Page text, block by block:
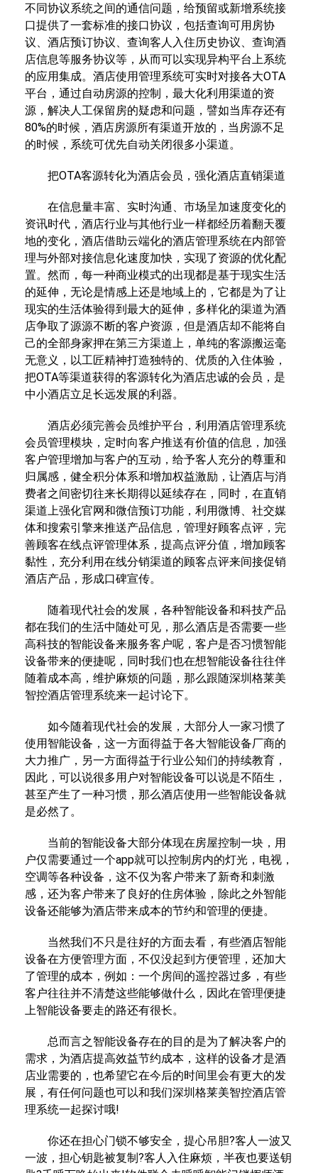
不同协议系统之间的通信问题，给预留或新增系统接
口提供了一套标准的接口协议，包括查询可用房协
议、酒店预订协议、查询客人入住历史协议、查询酒
店信息等服务协议等，从而可以实现异构平台上系统
的应用集成。酒店使用管理系统可实时对接各大OTA
平台，通过自动房源的控制，最大化利用渠道的资
源，解决人工保留房的疑虑和问题，譬如当库存还有
80%的时候，酒店房源所有渠道开放的，当房源不足
的时候，系统可优先自动关闭很多小渠道。
把OTA客源转化为酒店会员，强化酒店直销渠道
在信息量丰富、实时沟通、市场呈加速度变化的
资讯时代，酒店行业与其他行业一样都经历着翻天覆
地的变化，酒店借助云端化的酒店管理系统在内部管
理与外部对接信息化速度加快，实现了资源的优化配
置。然而，每一种商业模式的出现都是基于现实生活
的延伸，无论是情感上还是地域上的，它都是为了让
现实的生活体验得到最大的延伸，多样化的渠道为酒
店争取了源源不断的客户资源，但是酒店却不能将自
己的全部身家押在第三方渠道上，单纯的客源搬运毫
无意义，以工匠精神打造独特的、优质的入住体验，
把OTA等渠道获得的客源转化为酒店忠诚的会员，是
中小酒店立足长远发展的利器。
酒店必须完善会员维护平台，利用酒店管理系统
会员管理模块，定时向客户推送有价值的信息，加强
客户管理增加与客户的互动，给予客人充分的尊重和
归属感，健全积分体系和增加权益激励，让酒店与消
费者之间密切往来长期得以延续存在，同时，在直销
渠道上强化官网和微信预订功能，利用微博、社交媒
体和搜索引擎来推送产品信息，管理好顾客点评，完
善顾客在线点评管理体系，提高点评分值，增加顾客
黏性，充分利用在线分销渠道的顾客点评来间接促销
酒店产品，形成口碑宣传。
随着现代社会的发展，各种智能设备和科技产品
都在我们的生活中随处可见，那么酒店是否需要一些
高科技的智能设备来服务客户呢，客户是否习惯智能
设备带来的便捷呢，同时我们也在想智能设备往往伴
随着成本高，维护麻烦的问题，那么跟随深圳格莱美
智控酒店管理系统来一起讨论下。
如今随着现代社会的发展，大部分人一家习惯了
使用智能设备，这一方面得益于各大智能设备厂商的
大力推广，另一方面得益于行业公知们的持续教育，
因此，可以说很多用户对智能设备可以说是不陌生，
甚至产生了一种习惯，那么酒店使用一些智能设备就
是必然了。
当前的智能设备大部分体现在房屋控制一块，用
户仅需要通过一个app就可以控制房内的灯光，电视，
空调等各种设备，这不仅为客户带来了新奇和刺激
感，还为客户带来了良好的住房体验，除此之外智能
设备还能够为酒店带来成本的节约和管理的便捷。
当然我们不只是往好的方面去看，有些酒店智能
设备在方便管理方面，不仅没起到方便管理，还加大
了管理的成本，例如：一个房间的遥控器过多，有些
客户往往并不清楚这些能够做什么，因此在管理便捷
上智能设备要走的路还有很长。
总而言之智能设备存在的目的是为了解决客户的
需求，为酒店提高效益节约成本，这样的设备才是酒
店业需要的，也希望它在今后的时间里会有更大的发
展，有任何问题也可以和我们深圳格莱美智控酒店管
理系统一起探讨哦!
你还在担心门锁不够安全，提心吊胆?客人一波又
一波，担心钥匙被复制?客人入住麻烦，半夜也要送钥